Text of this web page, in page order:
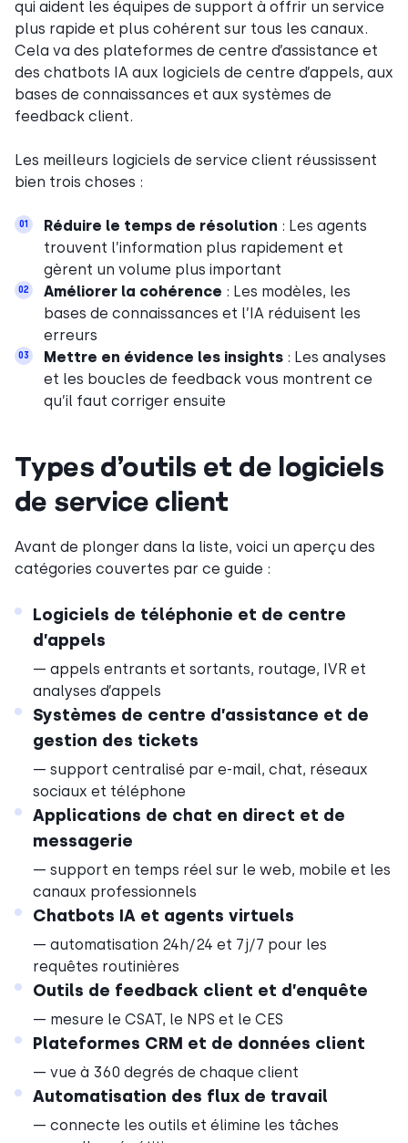
qui aident les équipes de support à offrir un service
plus rapide et plus cohérent sur tous les canaux.
Cela va des plateformes de centre d’assistance et
des chatbots IA aux logiciels de centre d’appels, aux
bases de connaissances et aux systèmes de
feedback client.
Les meilleurs logiciels de service client réussissent
bien trois choses :
01 Réduire le temps de résolution : Les agents
trouvent l’information plus rapidement et
gèrent un volume plus important
02 Améliorer la cohérence : Les modèles, les
bases de connaissances et l’IA réduisent les
erreurs
03 Mettre en évidence les insights : Les analyses
et les boucles de feedback vous montrent ce
qu’il faut corriger ensuite
Types d’outils et de logiciels
de service client
Avant de plonger dans la liste, voici un aperçu des
catégories couvertes par ce guide :
Logiciels de téléphonie et de centre
d’appels
— appels entrants et sortants, routage, IVR et
analyses d’appels
Systèmes de centre d’assistance et de
gestion des tickets
— support centralisé par e-mail, chat, réseaux
sociaux et téléphone
Applications de chat en direct et de
messagerie
— support en temps réel sur le web, mobile et les
canaux professionnels
Chatbots IA et agents virtuels
— automatisation 24h/24 et 7j/7 pour les
requêtes routinières
Outils de feedback client et d’enquête
— mesure le CSAT, le NPS et le CES
Plateformes CRM et de données client
— vue à 360 degrés de chaque client
Automatisation des flux de travail
— connecte les outils et élimine les tâches